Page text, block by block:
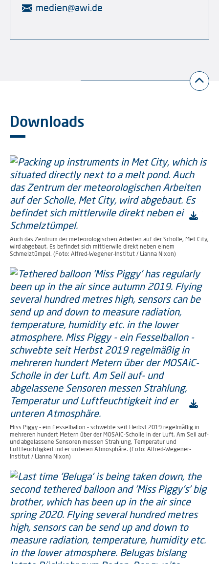
medien@awi.de
Downloads
Auch das Zentrum der meteorologischen Arbeiten auf der Scholle, Met City,
wird abgebaut. Es befindet sich mittlerwile direkt neben einem
Schmelztümpel. (Foto: Alfred-Wegener-Institut / Lianna Nixon)
Miss Piggy - ein Fesselballon - schwebte seit Herbst 2019 regelmäßig in
mehreren hundert Metern über der MOSAiC-Scholle in der Luft. Am Seil auf-
und abgelassene Sensoren messen Strahlung, Temperatur und
Luftfeuchtigkeit ind er unteren Atmosphäre. (Foto: Alfred-Wegener-
Institut / Lianna Nixon)